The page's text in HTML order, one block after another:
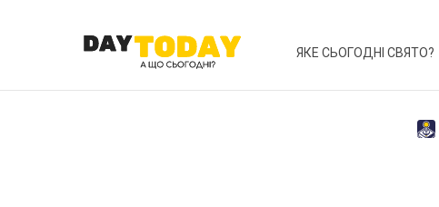
ЯКЕ СЬОГОДНІ СВЯТО?